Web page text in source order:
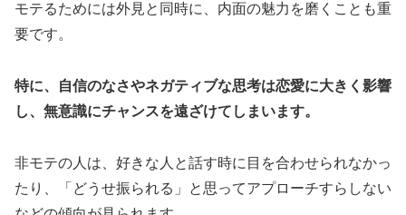
モテるためには外見と同時に、内面の魅力を磨くことも重
要です。
特に、自信のなさやネガティブな思考は恋愛に大きく影響
し、無意識にチャンスを遠ざけてしまいます。
非モテの人は、好きな人と話す時に目を合わせられなかっ
たり、「どうせ振られる」と思ってアプローチすらしない